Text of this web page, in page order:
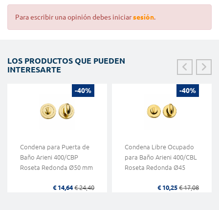
Para escribir una opinión debes iniciarsesión.
LOS PRODUCTOS QUE PUEDEN
INTERESARTE
-40%
Condena para Puerta de
Baño Arieni 400/CBP
Roseta Redonda Ø50 mm
€ 14,64 € 24,40
-40%
Condena Libre Ocupado
para Baño Arieni 400/CBL
Roseta Redonda Ø45
€ 10,25 € 17,08